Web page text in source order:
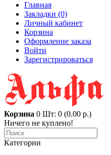
Главная
Закладки (0)
Личный кабинет
Корзина
Оформление заказа
Войти
Зарегистрироваться
Корзина 0 Шт: 0 (0.00 р.)
Ничего не куплено!
Категории